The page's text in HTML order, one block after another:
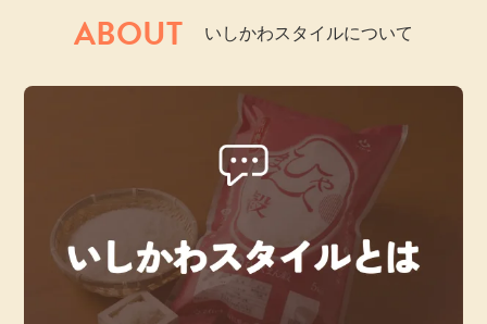
ABOUT いしかわスタイルについて